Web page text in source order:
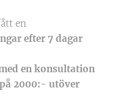
en
efter 7 dagar
en konsultation
2000:- utöver